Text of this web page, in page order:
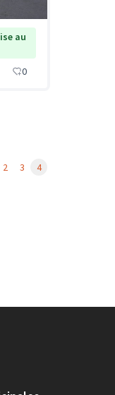
au
0
2 3 4